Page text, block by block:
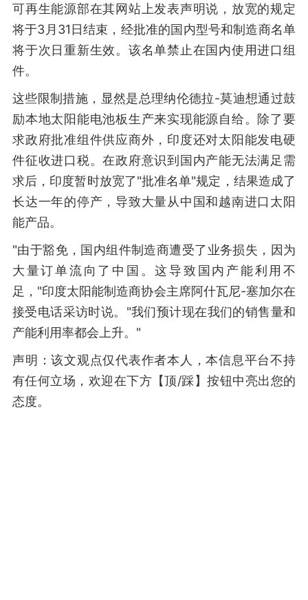
可再生能源部在其网站上发表声明说，放宽的规定
将于3月31日结束，经批准的国内型号和制造商名单
将于次日重新生效。该名单禁止在国内使用进口组
件。
这些限制措施，显然是总理纳伦德拉-莫迪想通过鼓
励本地太阳能电池板生产来实现能源自给。除了要
求政府批准组件供应商外，印度还对太阳能发电硬
件征收进口税。在政府意识到国内产能无法满足需
求后，印度暂时放宽了"批准名单"规定，结果造成了
长达一年的停产，导致大量从中国和越南进口太阳
能产品。
"由于豁免，国内组件制造商遭受了业务损失，因为
大量订单流向了中国。这导致国内产能利用不
足，"印度太阳能制造商协会主席阿什瓦尼-塞加尔在
接受电话采访时说。"我们预计现在我们的销售量和
产能利用率都会上升。"
声明：该文观点仅代表作者本人，本信息平台不持
有任何立场，欢迎在下方【顶/踩】按钮中亮出您的
态度。